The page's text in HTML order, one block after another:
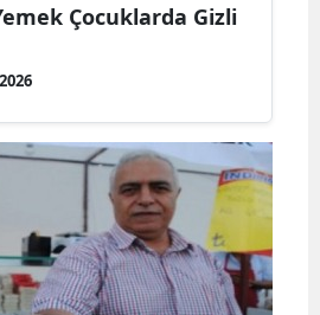
Çocuklarda Gizli